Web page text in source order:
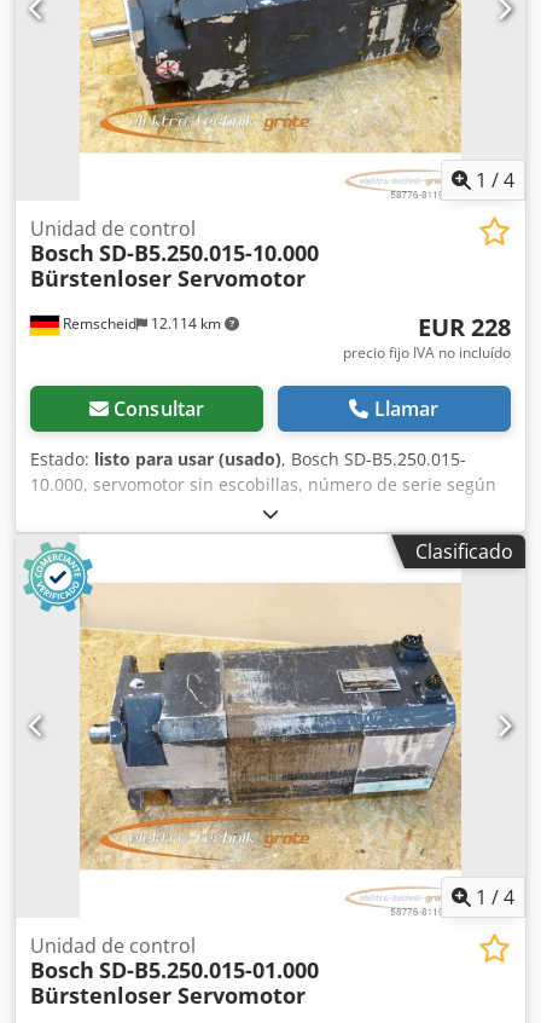
1 /4
Remscheid 12.114 km
Unidad de control
Bosch SD-B5.250.015-10.000
Bürstenloser Servomotor
EUR 228
precio fijo IVA no incluído
Consultar Llamar
Estado: listo para usar (usado), Bosch SD-B5.250.015-
10.000, servomotor sin escobillas, número de serie según
la foto, distancia entre los orificios de montaje: 152 x 152
mm, diámetro del eje de transmisión: 32 mm, usado, con
signos normales de uso, 100 % funcional. ATENCIÓN:
¡Solicite por separado el presupuesto para el embalaje y el
envío! Crjdpfx Afoi D E U Rjpjf
Clasificado
1 /4
Unidad de control
Bosch SD-B5.250.015-01.000
Bürstenloser Servomotor